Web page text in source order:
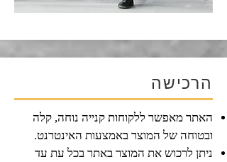
הרכישה
האתר מאפשר ללקוחות קנייה נוחה, קלה
ובטוחה של המוצר באמצעות האינטרנט.​
ניתן לרכוש את המוצר באתר בכל עת עד